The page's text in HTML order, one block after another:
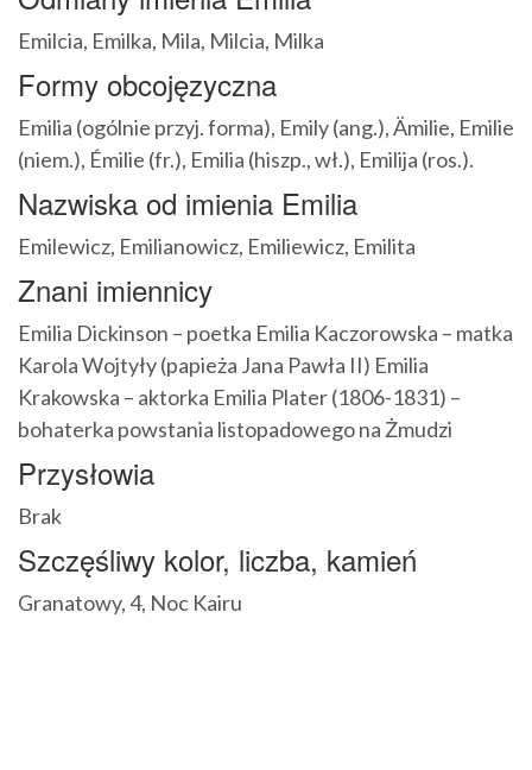
Emilcia, Emilka, Mila, Milcia, Milka
Formy obcojęzyczna
Emilia (ogólnie przyj. forma), Emily (ang.), Ämilie, Emilie
(niem.), Émilie (fr.), Emilia (hiszp., wł.), Emilija (ros.).
Nazwiska od imienia Emilia
Emilewicz, Emilianowicz, Emiliewicz, Emilita
Znani imiennicy
Emilia Dickinson – poetka Emilia Kaczorowska – matka
Karola Wojtyły (papieża Jana Pawła II) Emilia
Krakowska – aktorka Emilia Plater (1806-1831) –
bohaterka powstania listopadowego na Żmudzi
Przysłowia
Brak
Szczęśliwy kolor, liczba, kamień
Granatowy, 4, Noc Kairu